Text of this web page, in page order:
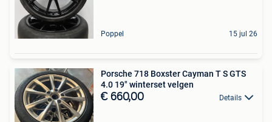
Poppel 15 jul 26
Porsche 718 Boxster Cayman T S GTS
4.0 19" winterset velgen
€ 660,00 Details